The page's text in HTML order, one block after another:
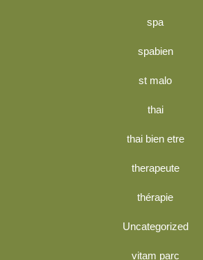
spa
spabien
st malo
thai
thai bien etre
therapeute
thérapie
Uncategorized
vitam parc